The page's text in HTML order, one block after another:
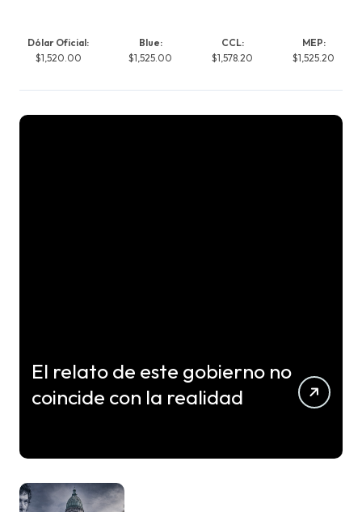
Dólar Oficial:
$1,520.00
Blue:
$1,525.00
CCL:
$1,578.20
MEP:
$1,525.20
El relato de este gobierno no
coincide con la realidad